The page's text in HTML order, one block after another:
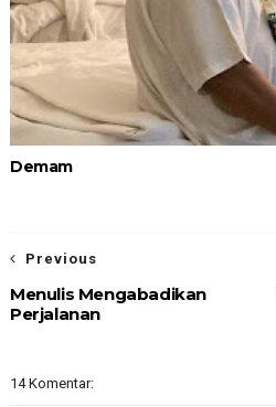
Demam
Previous
Menulis Mengabadikan
Perjalanan
14 Komentar: